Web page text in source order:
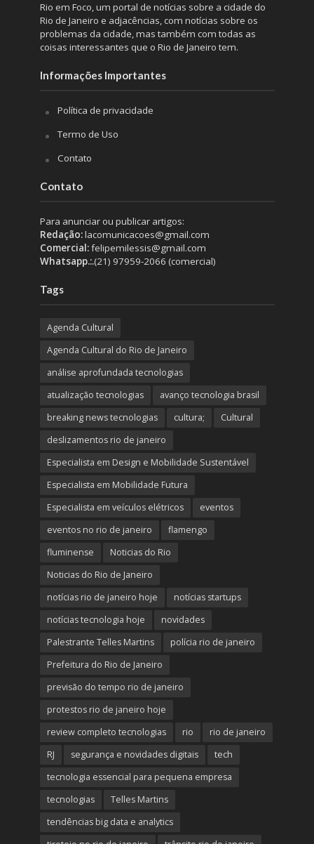
Rio em Foco, um portal de notícias sobre a cidade do
Rio de Janeiro e adjacências, com notícias sobre os
problemas da cidade, mas também com todas as
coisas interessantes que o Rio de Janeiro tem.
Informações Importantes
Política de privacidade
Termo de Uso
Contato
Contato
Para anunciar ou publicar artigos:
Redação:lacomunicacoes@gmail.com
Comercial:felipemilessis@gmail.com
Whatsapp.:.(21) 97959-2066 (comercial)
Tags
Agenda Cultural
Agenda Cultural do Rio de Janeiro
análise aprofundada tecnologias
atualização tecnologias
avanço tecnologia brasil
breaking news tecnologias
cultura;
Cultural
deslizamentos rio de janeiro
Especialista em Design e Mobilidade Sustentável
Especialista em Mobilidade Futura
Especialista em veículos elétricos
eventos
eventos no rio de janeiro
flamengo
fluminense
Noticias do Rio
Noticias do Rio de Janeiro
notícias rio de janeiro hoje
notícias startups
notícias tecnologia hoje
novidades
Palestrante Telles Martins
polícia rio de janeiro
Prefeitura do Rio de Janeiro
previsão do tempo rio de janeiro
protestos rio de janeiro hoje
review completo tecnologias
rio
rio de janeiro
RJ
segurança e novidades digitais
tech
tecnologia essencial para pequena empresa
tecnologias
Telles Martins
tendências big data e analytics